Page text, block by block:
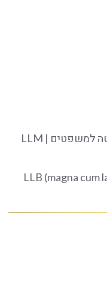
אוניברסיטת ניו יורק, הפקולטה למשפטים | LLM